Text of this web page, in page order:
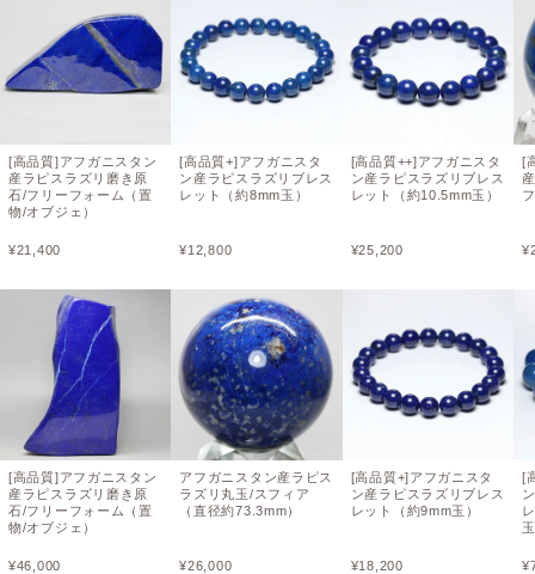
[高品質]アフガニスタン
産ラピスラズリ磨き原
石/フリーフォーム（置
物/オブジェ）
¥21,400
[高品質]アフガニスタン
産ラピスラズリ磨き原
石/フリーフォーム（置
物/オブジェ）
¥46,000
[高品質+]アフガニスタ
ン産ラピスラズリブレス
レット（約8mm玉）
¥12,800
アフガニスタン産ラピス
ラズリ丸玉/スフィア
（直径約73.3mm）
¥26,000
[高品質++]アフガニスタ
ン産ラピスラズリブレス
レット（約10.5mm玉）
¥25,200
[高品質+]アフガニスタ
ン産ラピスラズリブレス
レット（約9mm玉）
¥18,200
[
¥
[
¥